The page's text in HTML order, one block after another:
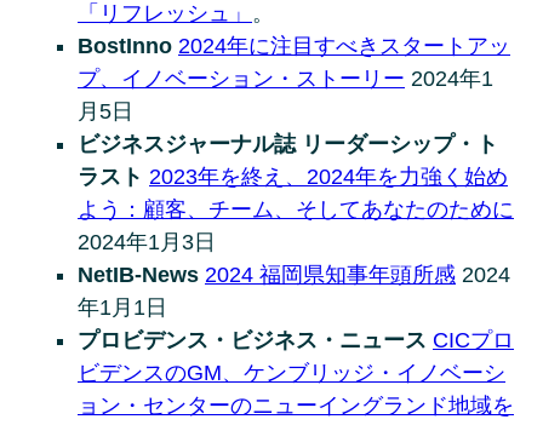
「リフレッシュ」 。
BostInno 2024年に注目すべきスタートアッ
プ、イノベーション・ストーリー 2024年1
月5日
ビジネスジャーナル誌 リーダーシップ・ト
ラスト 2023年を終え、2024年を力強く始め
よう：顧客、チーム、そしてあなたのために
2024年1月3日
NetIB-News 2024 福岡県知事年頭所感 2024
年1月1日
プロビデンス・ビジネス・ニュース CICプロ
ビデンスのGM、ケンブリッジ・イノベーシ
ョン・センターのニューイングランド地域を